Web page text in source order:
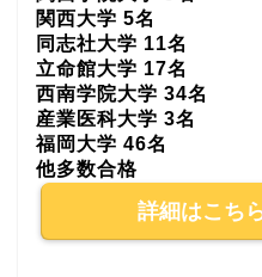
関西大学 5名
同志社大学 11名
立命館大学 17名
西南学院大学 34名
産業医科大学 3名
福岡大学 46名
他多数合格
詳細はこち